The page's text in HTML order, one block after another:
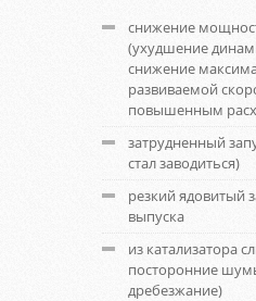
снижение
(ухудшение
снижение
развиваемой
повышенным
затрудненный
стал заводиться)
резкий ядовитый
выпуска
из катализатора
посторонние
дребезжание)